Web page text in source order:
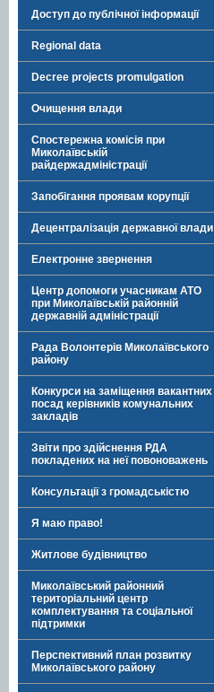
Доступ до публічної інформації
Regional data
Decree projects promulgation
Очищення влади
Спостережна комісія при
Миколаївській
райдержадміністрації
Запобігання проявам корупції
Децентралізація державної влади
Електронне звернення
Центр допомоги учасникам АТО
при Миколаївській районній
державній адміністрації
Рада Волонтерів Миколаївського
району
Конкурси на заміщення вакантних
посад керівників комунальних
закладів
Звіти про здійснення РДА
покладених на неї повоноважень
Консультації з громадськістю
Я маю право!
Житлове будівництво
Миколаївський районний
територіальний центр
комплектування та соціальної
підтримки
Перспективний план розвитку
Миколаївського району